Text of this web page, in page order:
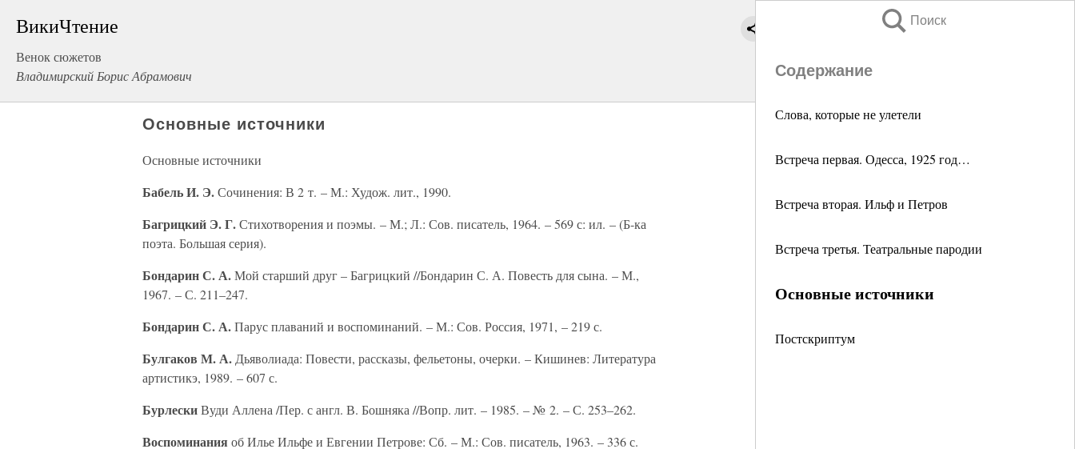
ВикиЧтение
Венок сюжетов
Владимирский Борис Абрамович
Поиск
Содержание
Слова, которые не улетели
Встреча первая. Одесса, 1925 год…
Встреча вторая. Ильф и Петров
Встреча третья. Театральные пародии
Основные источники
Постскриптум
Основные источники
Основные источники
Бабель И. Э.Сочинения: В 2 т. – М.: Худож. лит., 1990.
Багрицкий Э. Г.Стихотворения и поэмы. – М.; Л.: Сов. писатель, 1964. – 569 с: ил. – (Б-ка
поэта. Большая серия).
Бондарин С. А.Мой старший друг – Багрицкий //Бондарин С. А. Повесть для сына. – М.,
1967. – С. 211–247.
Бондарин С. А.Парус плаваний и воспоминаний. – М.: Сов. Россия, 1971, – 219 с.
Булгаков М. А. Дьяволиада: Повести, рассказы, фельетоны, очерки. – Кишинев: Литература
артистикэ, 1989. – 607 с.
БурлескиВуди Аллена /Пер. с англ. В. Бошняка //Вопр. лит. – 1985. – № 2. – С. 253–262.
Воспоминания об Илье Ильфе и Евгении Петрове: Сб. – М.: Сов. писатель, 1963. – 336 с.